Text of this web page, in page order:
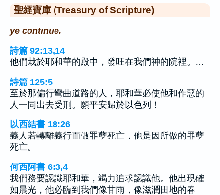
聖經寶庫 (Treasury of Scripture)
ye continue.
詩篇 92:13,14
他們栽於耶和華的殿中，發旺在我們神的院裡。…
詩篇 125:5
至於那偏行彎曲道路的人，耶和華必使他和作惡的
人一同出去受刑。願平安歸於以色列！
以西結書 18:26
義人若轉離義行而做罪孽死亡，他是因所做的罪孽
死亡。
何西阿書 6:3,4
我們務要認識耶和華，竭力追求認識他。他出現確
如晨光，他必臨到我們像甘雨，像滋潤田地的春